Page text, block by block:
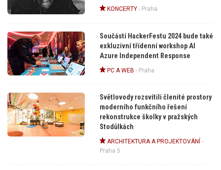
KONCERTY- Praha
Součástí HackerFestu 2024 bude také
exkluzivní třídenní workshop AI
Azure Independent Response
PC A WEB - Praha
Světlovody rozsvítili členité prostory
moderního funkčního řešení
rekonstrukce školky v pražských
Stodůlkách
ARCHITEKTURA A PROJEKTOVÁNÍ -
Praha 5